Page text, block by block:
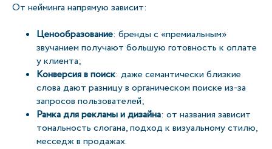
От нейминга напрямую зависит:
Ценообразование: бренды с «премиальным»
звучанием получают большую готовность к оплате
у клиента;
Конверсия в поиск: даже семантически близкие
слова дают разницу в органическом поиске из-за
запросов пользователей;
Рамка для рекламы и дизайна: от названия зависит
тональность слогана, подход к визуальному стилю,
месседж в продажах.